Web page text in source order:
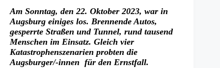
Am Sonntag, den 22. Oktober 2023, war in
Augsburg einiges los. Brennende Autos,
gesperrte Straßen und Tunnel, rund tausend
Menschen im Einsatz. Gleich vier
Katastrophenszenarien probten die
Augsburger/-innen für den Ernstfall.